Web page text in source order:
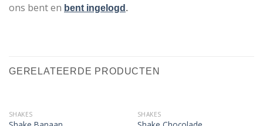
ons bent en bent ingelogd .
GERELATEERDE PRODUCTEN
SHAKES SHAKES